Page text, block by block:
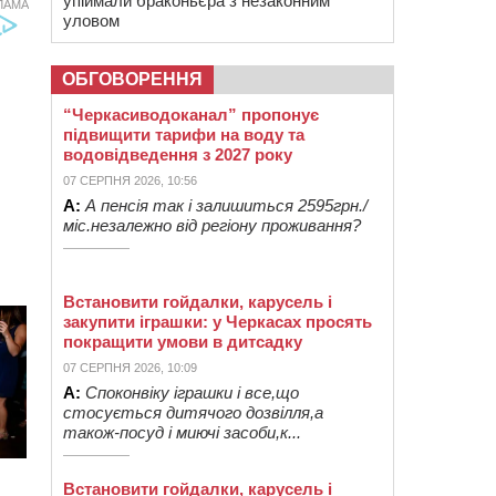
уловом
ОБГОВОРЕННЯ
“Черкасиводоканал” пропонує
підвищити тарифи на воду та
водовідведення з 2027 року
07 СЕРПНЯ 2026, 10:56
А: А пенсія так і залишиться 2595грн./
міс.незалежно від регіону проживання?
Встановити гойдалки, карусель і
закупити іграшки: у Черкасах просять
покращити умови в дитсадку
07 СЕРПНЯ 2026, 10:09
А: Споконвіку іграшки і все,що
стосується дитячого дозвілля,а
також-посуд і миючі засоби,к...
Встановити гойдалки, карусель і